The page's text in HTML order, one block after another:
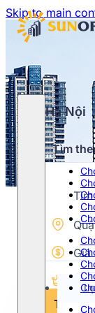
Skip to main
Hà Nội
Tìm
Giá
Tìm